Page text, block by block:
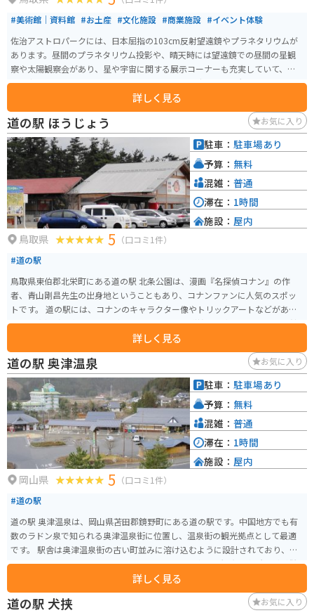
#美術館｜資料館 #お土産 #文化施設 #商業施設 #イベント体験
佐治アストロパークには、日本屈指の103cm反射望遠鏡やプラネタリウムが
あります。昼間のプラネタリウム投影や、晴天時には望遠鏡での昼間の星観
察や太陽観察会があり、星や宇宙に関する展示コーナーも充実していて、星
や宇宙に関するお土産も販売しています。 晴天の夜には星空観察会、雨天曇
天時の夜にはプラネタリウム投影を実施しています。佐治アストロパークに
は太陽のみを観察するための太陽望遠鏡も備えいて、天候の良い日には不定
期に太陽観察会もしています。
詳しく見る
道の駅 ほうじょう お気に入り
鳥取県 5 （口コミ1件）
#道の駅
鳥取県東伯郡北栄町にある道の駅 北条公園は、漫画『名探偵コナン』の作
者、青山剛昌先生の出身地ということもあり、コナンファンに人気のスポッ
トです。 道の駅には、コナンのキャラクター像やトリックアートなどがあ
り、写真撮影を楽しむことができます。 また、隣接する青山剛昌ふるさと館
では、原画やアニメの資料などが展示されており、コナンの世界観をより深
く知ることができます。 地元の特産品を販売するコーナーもあり、梨を使っ
たスイーツや、新鮮な野菜などが人気です。 バイクで訪れる場合は、道の駅
に隣接する無料駐車場に駐車できます。 ツーリングの休憩場所としても最適
で、道の駅周辺には、自然豊かな公園や温泉施設などもあります。
詳しく見る
駐車： 駐車場あり
予算： 無料
混雑： 普通
滞在： 1時間
施設： 屋内
道の駅 奥津温泉 お気に入り
岡山県 5 （口コミ1件）
#道の駅
道の駅 奥津温泉は、岡山県苫田郡鏡野町にある道の駅です。中国地方でも有
数のラドン泉で知られる奥津温泉街に位置し、温泉街の観光拠点として最適
です。 駅舎は奥津温泉街の古い町並みに溶け込むように設計されており、地
元産の野菜や特産品を販売する物産コーナー、食事処、観光案内所などが併
設されています。奥津温泉の源泉かけ流しの足湯もあり、無料で利用できま
す。 バイクで訪れる場合、道の駅に隣接する場所にバイクスタンドと屋根付
きの駐輪場が用意されているので安心です。奥津温泉街は石畳の道が多く、
詳しく見る
駐車： 駐車場あり
予算： 無料
混雑： 普通
滞在： 1時間
施設： 屋内
道の駅 犬挟 お気に入り